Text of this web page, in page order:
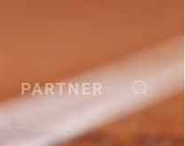
PARTNER